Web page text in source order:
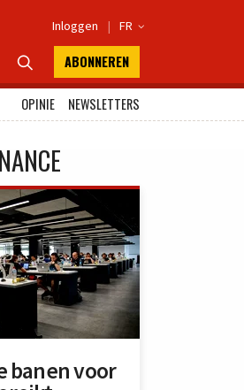
Inloggen | FR 
 ABONNEREN
OPINIE
NEWSLETTERS
banen voor